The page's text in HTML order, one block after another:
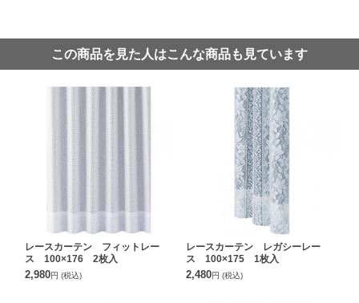
この商品を見た人はこんな商品も見ています
レースカーテン フィットレー
ス 100×176 2枚入
2,980円 (税込)
レースカーテン レガシーレー
ス 100×175 1枚入
2,480円 (税込)